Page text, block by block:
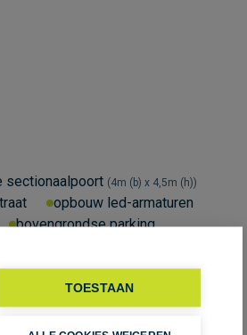
sectionaalpoort 4m (b) x 4,5m (h)
opbouw led-armaturen
bovengrondse parking
TOESTAAN